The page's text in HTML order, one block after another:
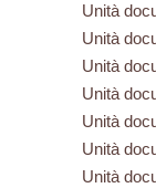
Unità
Unità
Unità
Unità
Unità
Unità
Unità